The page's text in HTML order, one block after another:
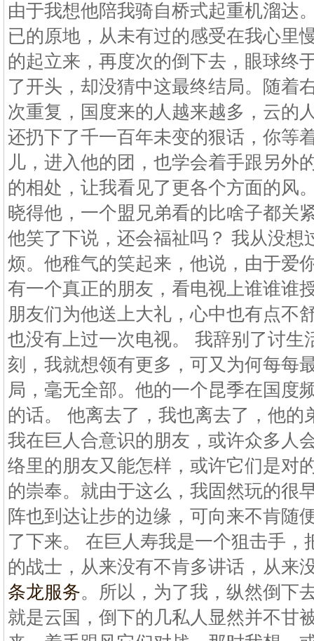
由于我想他陪我骑自桥式起重机溜达
已的原地，从未有过的感受在我心里
的起立来，再度次的倒下去，眼球终
了开头，却没猜中这最终结局。随着
次重复，国度来的人越来越多，云的
还扔下了千一百年未变的狠话，你等
儿，进入他的团，也学会着手跟另外
的相处，让我看见了更各个方面的风
晓得他，一个盟兄弟看的比啥子都关
他笑了下说，还会福祉吗？ 我从没想
烦。他稚气的笑起来，他说，由于爱
有一个真正的朋友，看电视上谁谁谁
朋友们为他送上大礼，心中也有点不
也没有上过一次电视。 我辞别了讨生
刻，我就想领有更多，可又为何每每
局，毫无全部。他的一个昆季在国度
的话。 他离去了，我也离去了，他的
我在巨人合意识的朋友，或许众多人
络里的朋友又能怎样，或许它们是对
的崇奉。就由于这么，我固然玩的很
阵也到达让步的边缘，可向来不肯随
了下来。 在巨人寿我是一个狙击手，
的战士，从来没有不肯多讲话，从来
条龙服务。所以，为了我，纵然倒下
就是云国，倒下的几私人显然并不甘